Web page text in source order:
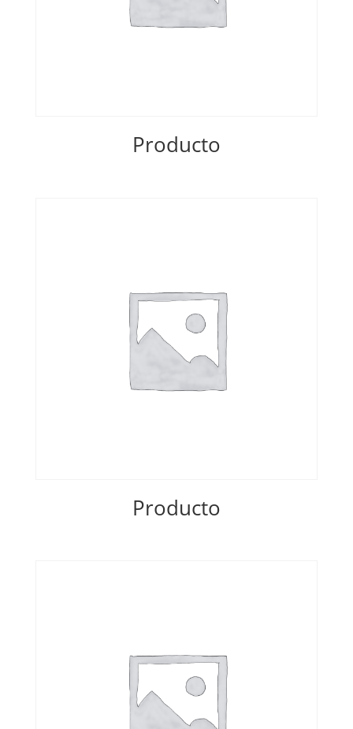
Producto
Producto